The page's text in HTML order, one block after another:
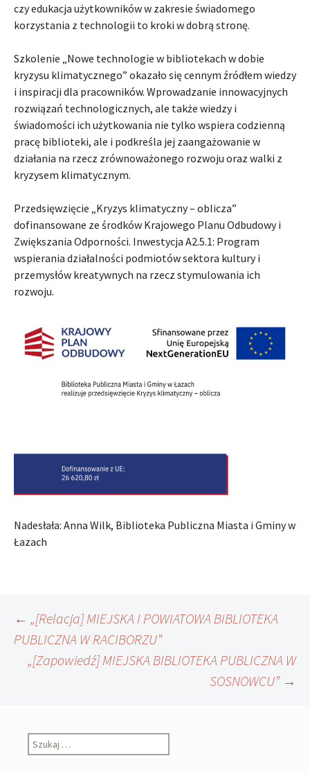
czy edukacja użytkowników w zakresie świadomego
korzystania z technologii to kroki w dobrą stronę.
Szkolenie „Nowe technologie w bibliotekach w dobie
kryzysu klimatycznego” okazało się cennym źródłem wiedzy
i inspiracji dla pracowników. Wprowadzanie innowacyjnych
rozwiązań technologicznych, ale także wiedzy i
świadomości ich użytkowania nie tylko wspiera codzienną
pracę biblioteki, ale i podkreśla jej zaangażowanie w
działania na rzecz zrównoważonego rozwoju oraz walki z
kryzysem klimatycznym.
Przedsięwzięcie „Kryzys klimatyczny – oblicza”
dofinansowane ze środków Krajowego Planu Odbudowy i
Zwiększania Odporności. Inwestycja A2.5.1: Program
wspierania działalności podmiotów sektora kultury i
przemysłów kreatywnych na rzecz stymulowania ich
rozwoju.
Nadesłała: Anna Wilk, Biblioteka Publiczna Miasta i Gminy w
Łazach
Nawigacja
wpisu
← „[Relacja] MIEJSKA I POWIATOWA BIBLIOTEKA
PUBLICZNA W RACIBORZU”
„[Zapowiedź] MIEJSKA BIBLIOTEKA PUBLICZNA W
SOSNOWCU” →
Szukaj: